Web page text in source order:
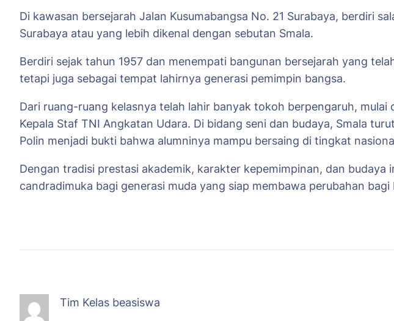
Di kawasan bersejarah Jalan Kusumabangsa No. 21 Surabaya, berdiri
Surabaya atau yang lebih dikenal dengan sebutan Smala.
Berdiri sejak tahun 1957 dan menempati bangunan bersejarah yang
tetapi juga sebagai tempat lahirnya generasi pemimpin bangsa.
Dari ruang-ruang kelasnya telah lahir banyak tokoh berpengaruh,
Kepala Staf TNI Angkatan Udara. Di bidang seni dan budaya, Smala
Polin menjadi bukti bahwa alumninya mampu bersaing di tingkat
Dengan tradisi prestasi akademik, karakter kepemimpinan, dan
candradimuka bagi generasi muda yang siap membawa perubahan bagi
Tim Kelas beasiswa